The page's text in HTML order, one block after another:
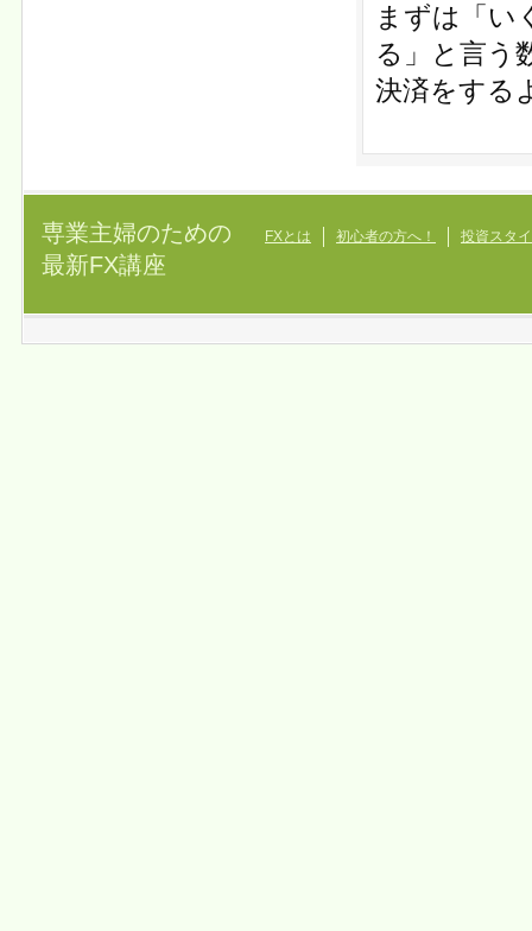
まずは「い
る」と言う
決済をする
専業主婦のための
最新FX講座
FXとは 初心者の方へ！ 投資スタ